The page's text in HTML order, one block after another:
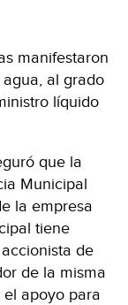
manifestaron
al grado
líquido
que la
Municipal
la empresa
tiene
de
de la misma
apoyo para